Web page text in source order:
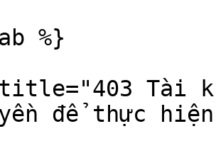
%}
Tài
để thực